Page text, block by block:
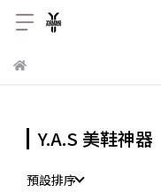
Y.A.S 美鞋神器
預設排序